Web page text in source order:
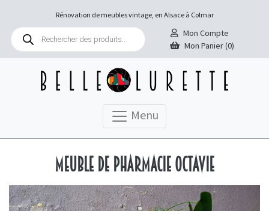
Rénovation de meubles vintage, en Alsace à Colmar
Recherche
produits
Mon Compte
Mon Panier (0)
Menu
Meuble de pharmacie Octavie